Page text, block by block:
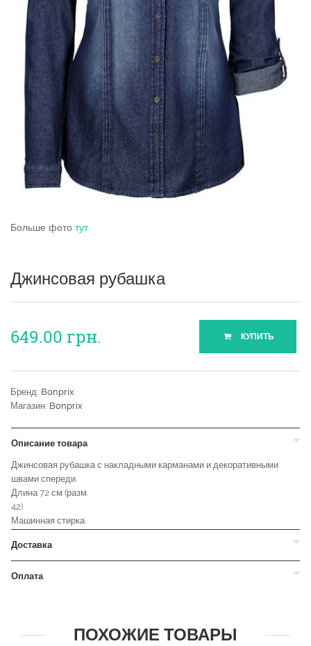
Больше фото тут
Джинсовая рубашка
649.00 грн. КУПИТЬ
Бренд: Bonprix
Магазин: Bonprix
Описание товара
Джинсовая рубашка с накладными карманами и декоративными
швами спереди.
Длина 72 см (разм.
42).
Машинная стирка.
Доставка
Оплата
ПОХОЖИЕ ТОВАРЫ